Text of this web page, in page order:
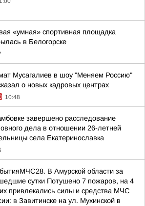
«умная» спортивная площадка
в Белогорске
Мусагалиев в шоу "Меняем Россию"
о новых кадровых центрах
10:48
завершено расследование
дела в отношении 26-летней
села Екатеринославка
В Амурской области за
сутки Потушено 7 пожаров, на 4
привлекались силы и средства МЧС
в Завитинске на ул. Мухинской в